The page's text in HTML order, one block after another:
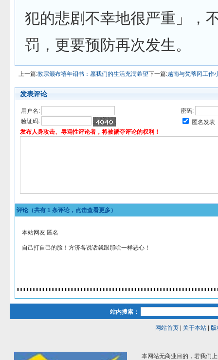
犯的悲剧不幸地很严重」，
罚，更要预防再次发生。
上一篇:教宗颁布禧年诏书：愿我们的生活充满希望下一篇:越南与梵蒂冈工作
发表评论
用户名:
密码:
验证码:
匿名发表
发布人身攻击、辱骂性评论者，将被褫夺评论的权利！
评论（共有 1 条评论，点击查看更多）
本站网友 匿名
自己打自己的脸！方济各说话就跟那啥一样恶心！
站内搜索：
网站首页| 关于本站| 版
本网站无商业目的，若我们